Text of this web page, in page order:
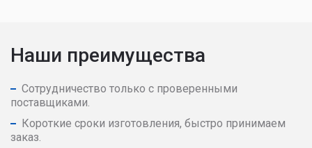
Наши преимущества
Сотрудничество только с проверенными
поставщиками.
Короткие сроки изготовления, быстро принимаем
заказ.